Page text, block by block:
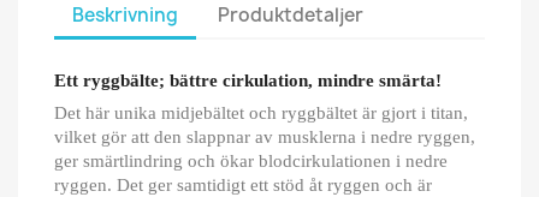
Beskrivning Produktdetaljer
Ett ryggbälte; bättre cirkulation, mindre smärta!
Det här unika midjebältet och ryggbältet är gjort i titan,
vilket gör att den slappnar av musklerna i nedre ryggen,
ger smärtlindring och ökar blodcirkulationen i nedre
ryggen. Det ger samtidigt ett stöd åt ryggen och är